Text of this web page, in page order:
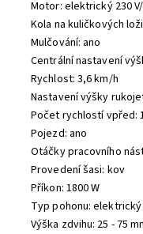
Motor: elektrický 230
Kola na kuličkových
Mulčování: ano
Centrální nastavení
Rychlost: 3,6 km/h
Nastavení výšky
Počet rychlostí vpřed:
Pojezd: ano
Otáčky pracovního
Provedení šasi: kov
Příkon: 1800 W
Typ pohonu:
Výška zdvihu: 25 - 75